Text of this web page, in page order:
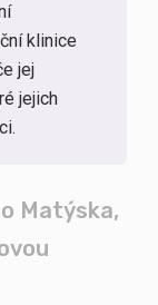
klinice
jej
jejich
Matýska,